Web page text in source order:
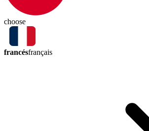
choose
francésfrançais